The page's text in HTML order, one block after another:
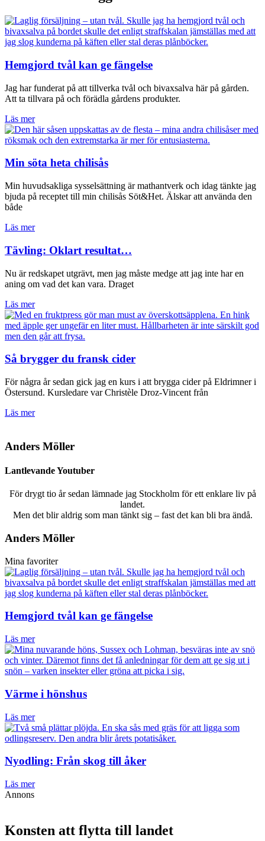
Hemgjord tvål kan ge fängelse
Jag har funderat på att tillverka tvål och bivaxsalva här på gården.
Att ta tillvara på och förädla gårdens produkter.
Läs mer
Min söta heta chilisås
Min huvudsakliga sysselsättning är mathantverk och idag tänkte jag
bjuda på receptet till min chilisås Söt&Het. Älskar att använda den
både
Läs mer
Tävling: Oklart resultat…
Nu är redskapet utgrävt, men jag måste medge att jag inte har en
aning om vad det kan vara. Draget
Läs mer
Så brygger du fransk cider
För några år sedan gick jag en kurs i att brygga cider på Eldrimner i
Östersund. Kursledare var Christèle Droz-Vincent från
Läs mer
Anders Möller
Lantlevande Youtuber
För drygt tio år sedan lämnade jag Stockholm för ett enklare liv på
landet.
Men det blir aldrig som man tänkt sig – fast det kan bli bra ändå.
Anders Möller
Mina favoriter
Hemgjord tvål kan ge fängelse
Läs mer
Värme i hönshus
Läs mer
Nyodling: Från skog till åker
Läs mer
Annons
Konsten att flytta till landet